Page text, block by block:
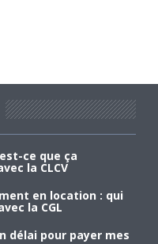
ce que ça
la CLCV
en location : qui
la CGL
délai pour payer mes